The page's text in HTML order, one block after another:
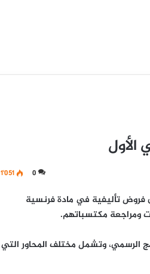
الأول
0 1٬051
فروض تأليفية في مادة فرنسية
ومراجعة مكتسباتهم.
الرسمي، وتشمل مختلف المحاور التي